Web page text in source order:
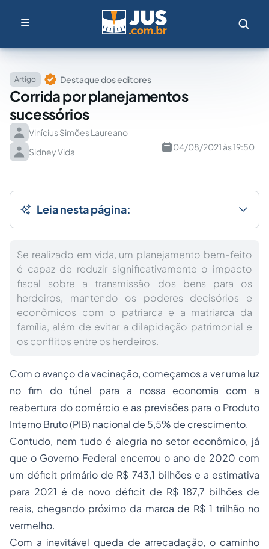
Artigo Destaque dos editores
Corrida por planejamentos
sucessórios
Vinícius Simões Laureano
Sidney Vida
04/08/2021 às 19:50
Leia nesta página:
Se realizado em vida, um planejamento bem-feito
é capaz de reduzir significativamente o impacto
fiscal sobre a transmissão dos bens para os
herdeiros, mantendo os poderes decisórios e
econômicos com o patriarca e a matriarca da
família, além de evitar a dilapidação patrimonial e
os conflitos entre os herdeiros.
Com o avanço da vacinação, começamos a ver uma luz
no fim do túnel para a nossa economia com a
reabertura do comércio e as previsões para o Produto
Interno Bruto (PIB) nacional de 5,5% de crescimento.
Contudo, nem tudo é alegria no setor econômico, já
que o Governo Federal encerrou o ano de 2020 com
um déficit primário de R$ 743,1 bilhões e a estimativa
para 2021 é de novo déficit de R$ 187,7 bilhões de
reais, chegando próximo da marca de R$ 1 trilhão no
vermelho.
Com a inevitável queda de arrecadação, o caminho